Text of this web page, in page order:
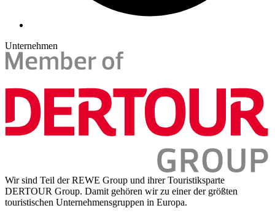
Unternehmen
Wir sind Teil der REWE Group und ihrer Touristiksparte
DERTOUR Group. Damit gehören wir zu einer der größten
touristischen Unternehmensgruppen in Europa.